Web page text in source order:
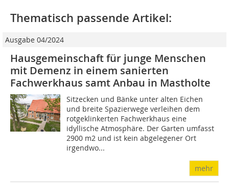
Thematisch passende Artikel:
Ausgabe 04/2024
Hausgemeinschaft für junge Menschen
mit Demenz in einem sanierten
Fachwerkhaus samt Anbau in Mastholte
Sitzecken und Bänke unter alten Eichen
und breite Spazierwege verleihen dem
rotgeklinkerten Fachwerkhaus eine
idyllische Atmosphäre. Der Garten umfasst
2900 m2 und ist kein abgelegener Ort
irgendwo...
mehr